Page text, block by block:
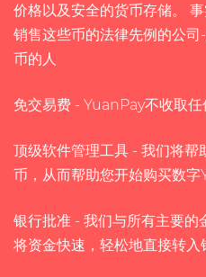
价格以及安全的货币存储。
销售这些币的法律先例的公
币的人
免交易费 - YuanPay不收取任
顶级软件管理工具 - 我们将帮
币，从而帮助您开始购买数字
银行批准 - 我们与所有主要的
将资金快速，轻松地直接转入